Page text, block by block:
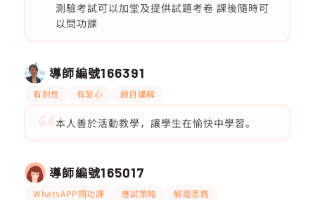
測驗考試可以加堂及提供試題考卷 課後隨時可
以問功課
導師編號166391
有耐性 有愛心 題目講解
本人善於活動教學，讓學生在愉快中學習。
導師編號165017
WhatsAPP問功課 應試策略 解題思路